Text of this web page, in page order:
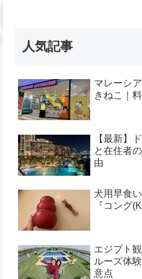
人気記事
マレーシ
きねこ｜
【最新】
と在住者
由
犬用早食
『コング
エジプト
ルーズ体
意点